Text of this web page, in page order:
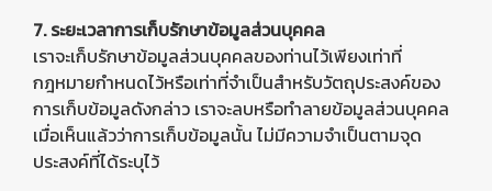
7. ระยะเวลาการเก็บรักษาข้อมูลส่วนบุคคล
เราจะเก็บรักษาข้อมูลส่วนบุคคลของท่านไว้เพียงเท่าที่
กฎหมายกำหนดไว้หรือเท่าที่จำเป็นสำหรับวัตถุประสงค์ของ
การเก็บข้อมูลดังกล่าว เราจะลบหรือทำลายข้อมูลส่วนบุคคล
เมื่อเห็นแล้วว่าการเก็บข้อมูลนั้น ไม่มีความจำเป็นตามจุด
ประสงค์ที่ได้ระบุไว้